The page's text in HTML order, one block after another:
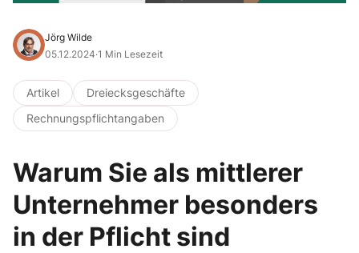
Jörg Wilde
05.12.2024·1 Min Lesezeit
Artikel
Dreiecksgeschäfte
Rechnungspflichtangaben
Warum Sie als mittlerer
Unternehmer besonders
in der Pflicht sind